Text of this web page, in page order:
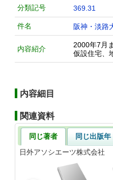
分類記号 369.31
件名 阪神・淡路
内容紹介
2000年7月
仮設住宅、
内容細目
関連資料
同じ著者 同じ出版年
日外アソシエーツ株式会社